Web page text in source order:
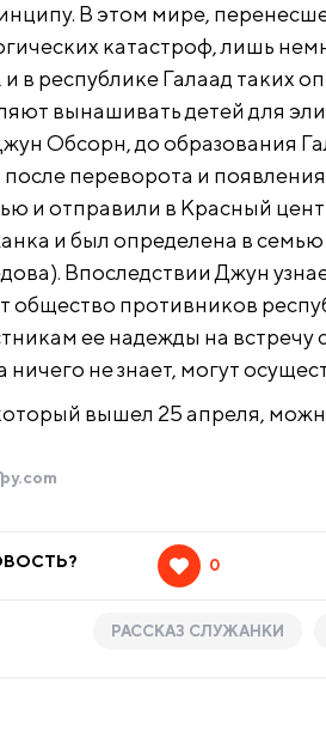
В этом мире,
катастроф, лишь
в республике Галаад таких
вынашивать детей для
Обсорн, до образования
переворота и появления
и отправили в Красный
и был определена в
Впоследствии Джун
общество противников
ее надежды на
не знает, могут
вышел 25 апреля,
0
РАССКАЗ СЛУЖАНКИ